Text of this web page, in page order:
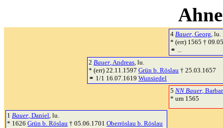
4 Bauer, Georg, lu.
* (err) 1565 †
⚭ ...
2 Bauer, Andreas, lu.
* (err) 22.11.1597 Grün b. Röslau † 25.03.1657
⚭ 1/1 16.07.1619 Wunsiedel
5 NN Bauer,
* um 1565
1 Bauer, Daniel, lu.
* 1626 Grün b. Röslau † 05.06.1701 Oberröslau b. Röslau